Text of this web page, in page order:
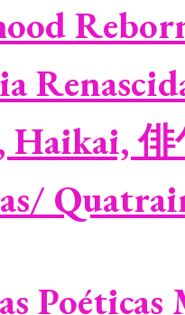
Haikai,
Poéticas